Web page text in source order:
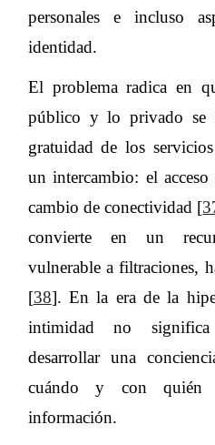
personales e incluso
identidad.
El problema radica en
público y lo privado se
gratuidad de los
un intercambio: el acceso
cambio de conectividad [
convierte en un
vulnerable a filtraciones,
[38]. En la era de la
intimidad no significa
desarrollar una
cuándo y con quién
información.